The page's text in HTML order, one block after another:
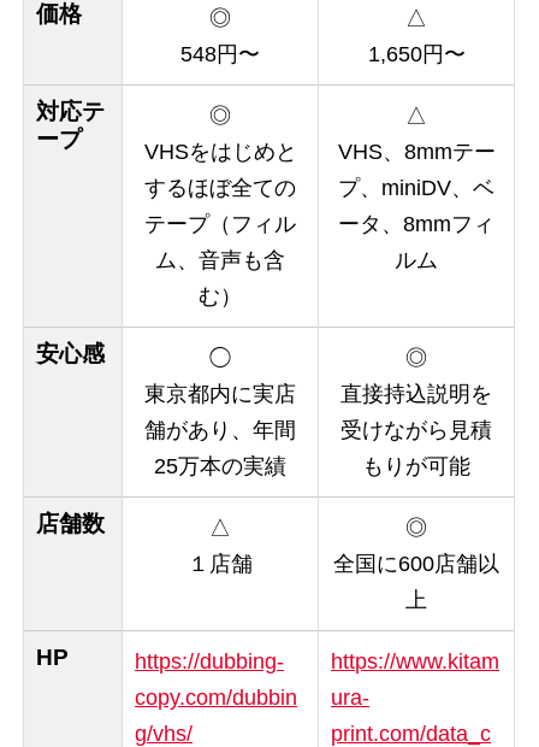
価格
◎
548円〜
△
1,650円〜
対応テ
ープ
◎
VHSをはじめと
するほぼ全ての
テープ（フィル
ム、音声も含
む）
△
VHS、8mmテー
プ、miniDV、ベ
ータ、8mmフィ
ルム
安心感
◯
東京都内に実店
舗があり、年間
25万本の実績
◎
直接持込説明を
受けながら見積
もりが可能
店舗数
△
１店舗
◎
全国に600店舗以
上
HP
https://dubbing-
copy.com/dubbin
g/vhs/
https://www.kitam
ura-
print.com/data_c